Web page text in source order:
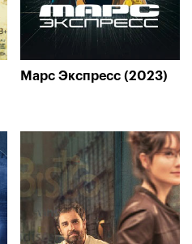
Марс Экспресс (2023)